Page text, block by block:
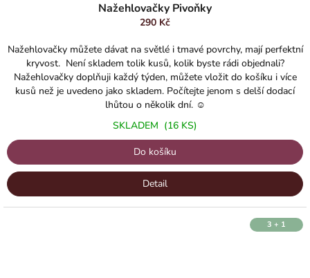
5,0
hvězdiček.
Nažehlovačky Pivoňky
290 Kč
Nažehlovačky můžete dávat na světlé i tmavé povrchy, mají perfektní
kryvost. Není skladem tolik kusů, kolik byste rádi objednali?
Nažehlovačky doplňuji každý týden, můžete vložit do košíku i více
kusů než je uvedeno jako skladem. Počítejte jenom s delší dodací
lhůtou o několik dní. ☺️
SKLADEM (16 KS)
Do košíku
Detail
3 + 1